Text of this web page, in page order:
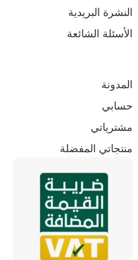
النشرة البريدية
الأسئلة الشائعة
المدونة
حسابي
مشترياتي
منتجاتي المفضلة